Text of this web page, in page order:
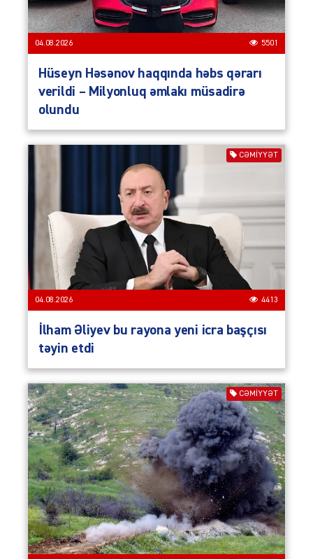
04.08.2026 5501
Hüseyn Həsənov haqqında həbs qərarı
verildi – Milyonluq əmlakı müsadirə
olundu
CƏMIYYƏT
04.08.2026 4413
İlham Əliyev bu rayona yeni icra başçısı
təyin etdi
CƏMIYYƏT